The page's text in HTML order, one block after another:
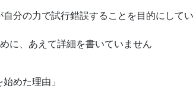
猫が好き！
鏡の研究を行う。在学中、科学コミュニケ
を実演。大学院卒業後はインドに本社を
、プライベートでは動物、特に鳥が好きで
分の力で試行錯誤することを目的にして
に、あえて詳細を書いていません
めた理由」